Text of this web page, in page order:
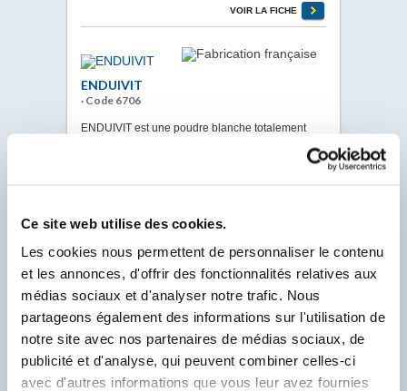
Ce site web utilise des cookies.
Les cookies nous permettent de personnaliser le contenu
et les annonces, d'offrir des fonctionnalités relatives aux
médias sociaux et d'analyser notre trafic. Nous
partageons également des informations sur l'utilisation de
notre site avec nos partenaires de médias sociaux, de
publicité et d'analyse, qui peuvent combiner celles-ci
avec d'autres informations que vous leur avez fournies
VOIR LA FICHE
ENDUIVIT
· Code 6706
ENDUIVIT est une poudre blanche totalement
prise permet de travailler en été comme en hiver.
EOSOL AL
· Code 0652
EOSOL AL Hydrofuge Oléofuge et Oléophobe.
Produit spécialement élaboré pour le traitement
anti-salissures des sols.